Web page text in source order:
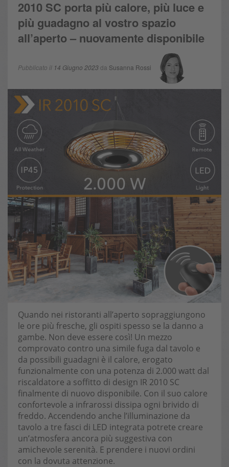
2010 SC porta più calore, più luce e
più guadagno al vostro spazio
all’aperto – nuovamente disponibile
Pubblicato il 14 Giugno 2023da Susanna Rossi
Quando nei ristoranti all’aperto sopraggiungono
le ore più fresche, gli ospiti spesso se la danno a
gambe. Non deve essere così! Un mezzo
comprovato contro una simile fuga dal tavolo e
da possibili guadagni è il calore, erogato
funzionalmente con una potenza di 2.000 watt dal
riscaldatore a soffitto di design IR 2010 SC
finalmente di nuovo disponibile. Con il suo calore
confortevole a infrarossi dissipa ogni brivido di
freddo. Accendendo anche l’illuminazione da
tavolo a tre fasci di LED integrata potrete creare
un’atmosfera ancora più suggestiva con
amichevole serenità. E prendere i nuovi ordini
con la dovuta attenzione.